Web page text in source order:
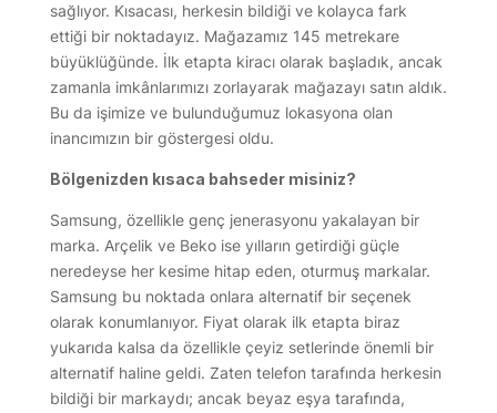
sağlıyor. Kısacası, herkesin bildiği ve kolayca fark
ettiği bir noktadayız. Mağazamız 145 metrekare
büyüklüğünde. İlk etapta kiracı olarak başladık, ancak
zamanla imkânlarımızı zorlayarak mağazayı satın aldık.
Bu da işimize ve bulunduğumuz lokasyona olan
inancımızın bir göstergesi oldu.
Bölgenizden kısaca bahseder misiniz?
Samsung, özellikle genç jenerasyonu yakalayan bir
marka. Arçelik ve Beko ise yılların getirdiği güçle
neredeyse her kesime hitap eden, oturmuş markalar.
Samsung bu noktada onlara alternatif bir seçenek
olarak konumlanıyor. Fiyat olarak ilk etapta biraz
yukarıda kalsa da özellikle çeyiz setlerinde önemli bir
alternatif haline geldi. Zaten telefon tarafında herkesin
bildiği bir markaydı; ancak beyaz eşya tarafında,